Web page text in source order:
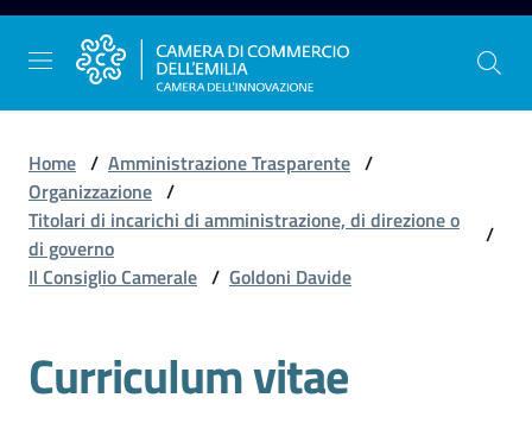
Vai al contenuto
Vai alla navigazione
Vai al footer
La
Camera
dell'Emilia
Gestire
Home / Amministrazione Trasparente /
Organizzazione /
Titolari di incarichi di amministrazione, di direzione o
di governo
/
Il Consiglio Camerale / Goldoni Davide
Curriculum vitae